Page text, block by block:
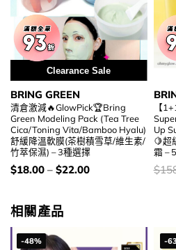
Clearance Sale
BRING GREEN
清倉激減🔥GlowPick🏆Bring
Green Modeling Pack (Tea Tree
Cica/Toning Vita/Bamboo Hyalu)
舒緩降溫軟膜(茶樹積雪草/維生素/
竹萃保濕) – 3種選擇
價
$18.00– $22.00
【
Up
🍋超
霜 –
價
$
相關產品
-48% -